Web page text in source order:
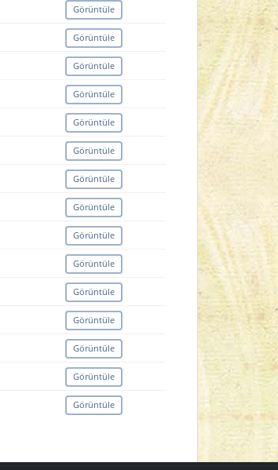
Görüntüle
Görüntüle
Görüntüle
Görüntüle
Görüntüle
Görüntüle
Görüntüle
Görüntüle
Görüntüle
Görüntüle
Görüntüle
Görüntüle
Görüntüle
Görüntüle
Görüntüle